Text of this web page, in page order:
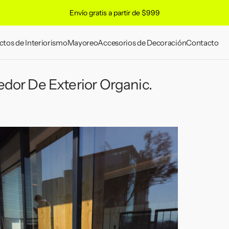
Envío gratis a partir de $999
de InteriorismoMayoreoAccesorios de DecoraciónContacto
De Exterior Organic.